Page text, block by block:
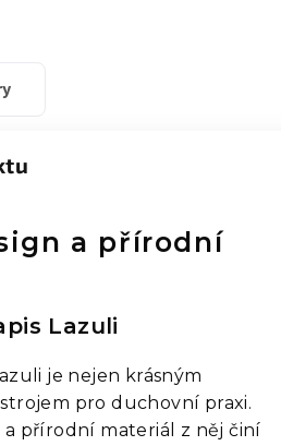
a přírodní
Lazuli
je nejen krásným
pro duchovní praxi.
přírodní materiál z něj činí